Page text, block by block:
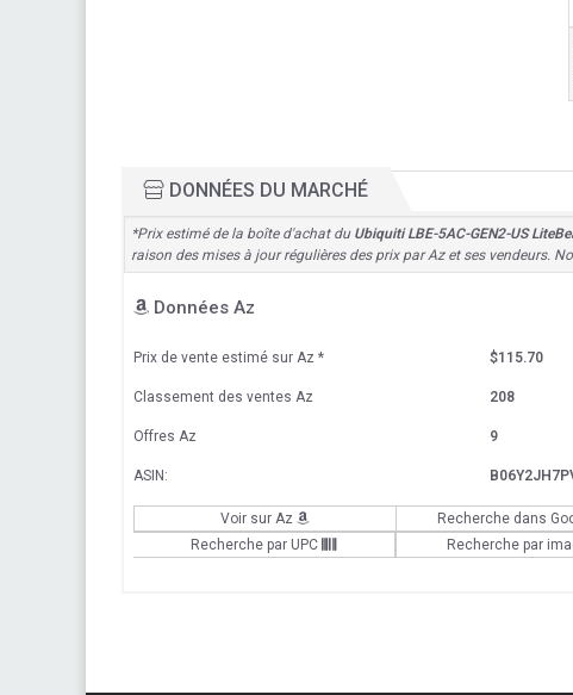
DONNÉES DU MARCHÉ
*Prix estimé de la boîte d'achat du Ubiquiti LBE-5AC-GEN2-US
raison des mises à jour régulières des prix par Az et ses vendeurs.
Données Az
Prix de vente estimé sur Az * $115.70
Classement des ventes Az 208
Offres Az 9
ASIN:
Voir sur Az
Recherche dans
Recherche par UPC
Recherche par